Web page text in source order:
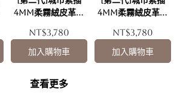
素皮革，特殊耐
濕超止滑
4mm柔霧絨皮革天
巴塞隆納
(Glamorous
Barcelona)
NT$3,780
加入購物車
素皮革，特殊耐
濕超止滑
4mm柔霧絨皮革天
復興米蘭
(Renaissance
Milano)
NT$3,780
加入購物車
查看更多